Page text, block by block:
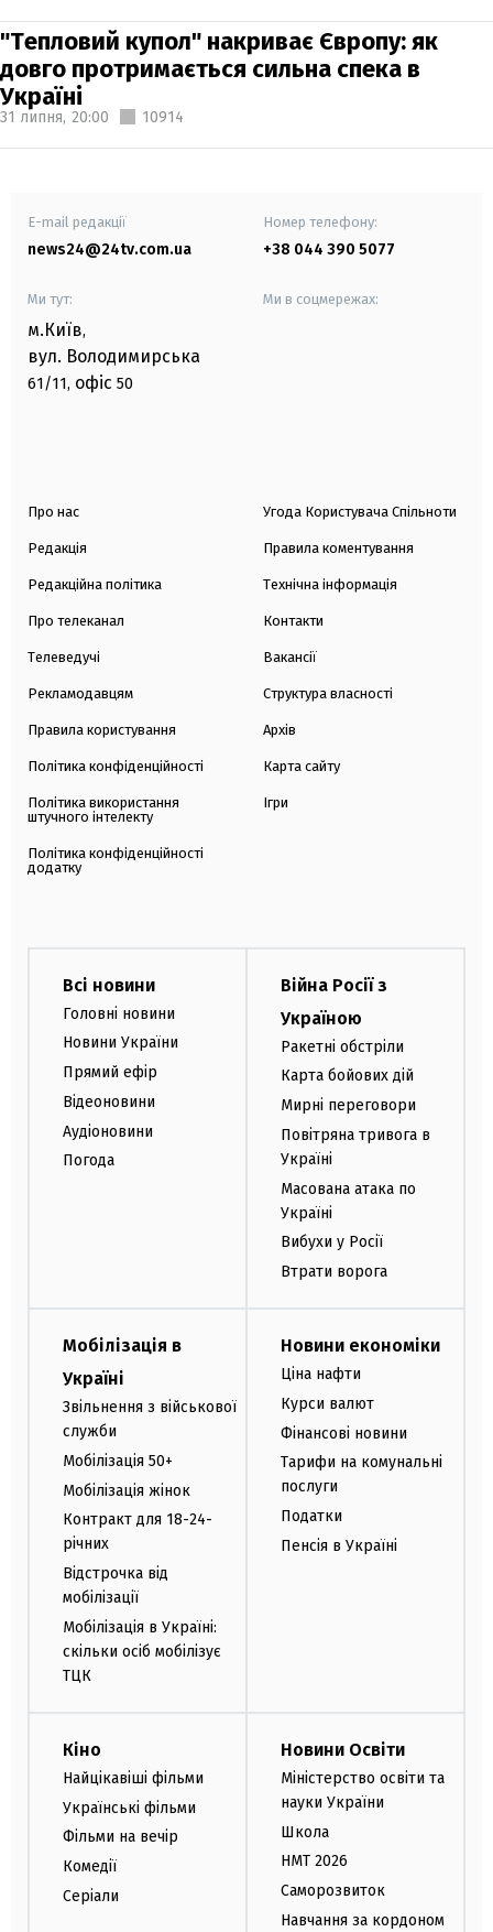
"Тепловий купол" накриває Європу: як
довго протримається сильна спека в
Україні
31 липня, 20:00 10914
E-mail редакції
news24@24tv.com.ua
Номер телефону:
+38 044 390 5077
Ми тут:
м.Київ,
вул. Володимирська
61/11, офіс 50
Ми в соцмережах:
Про нас
Редакція
Редакційна політика
Про телеканал
Телеведучі
Рекламодавцям
Правила користування
Політика конфіденційності
Політика використання
штучного інтелекту
Політика конфіденційності
додатку
Угода Користувача Спільноти
Правила коментування
Технічна інформація
Контакти
Вакансії
Структура власності
Архів
Карта сайту
Ігри
Всі новини
Головні новини
Новини України
Прямий ефір
Відеоновини
Аудіоновини
Погода
Війна Росії з
Україною
Ракетні обстріли
Карта бойових дій
Мирні переговори
Повітряна тривога в
Україні
Масована атака по
Україні
Вибухи у Росії
Втрати ворога
Мобілізація в
Україні
Звільнення з військової
служби
Мобілізація 50+
Мобілізація жінок
Контракт для 18-24-
річних
Відстрочка від
мобілізації
Мобілізація в Україні:
скільки осіб мобілізує
ТЦК
Новини економіки
Ціна нафти
Курси валют
Фінансові новини
Тарифи на комунальні
послуги
Податки
Пенсія в Україні
Кіно
Найцікавіші фільми
Українські фільми
Фільми на вечір
Комедії
Серіали
Новини Освіти
Міністерство освіти та
науки України
Школа
НМТ 2026
Саморозвиток
Навчання за кордоном